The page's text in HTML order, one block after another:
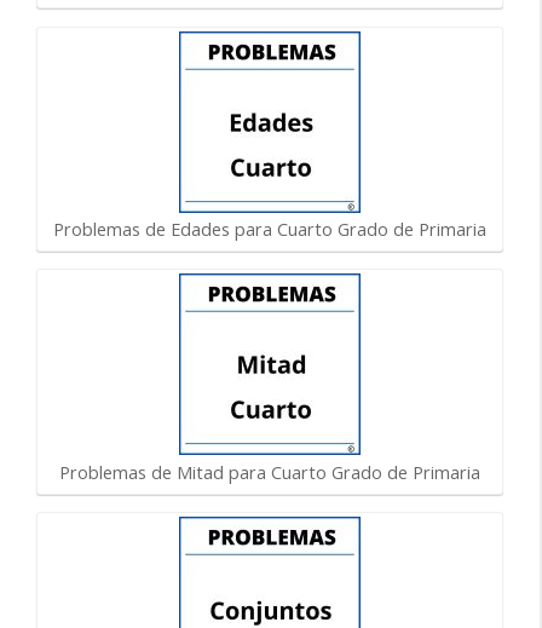
Problemas de Edades para Cuarto Grado de Primaria
Problemas de Mitad para Cuarto Grado de Primaria